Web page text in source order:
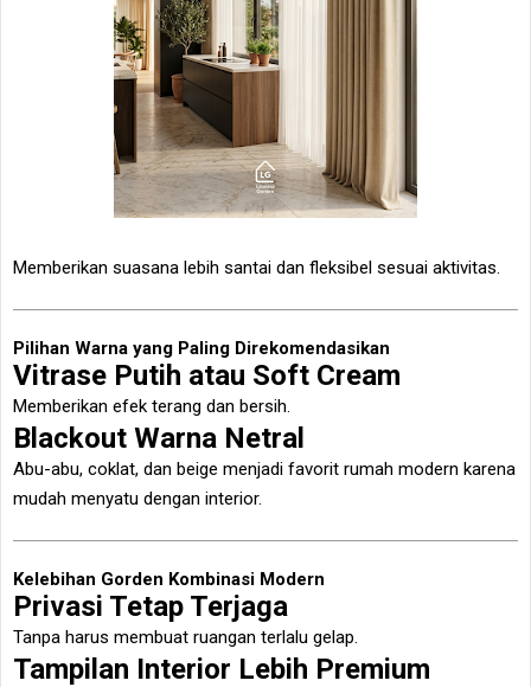
Memberikan suasana lebih santai dan fleksibel sesuai aktivitas.
Pilihan Warna yang Paling Direkomendasikan
Vitrase Putih atau Soft Cream
Memberikan efek terang dan bersih.
Blackout Warna Netral
Abu-abu, coklat, dan beige menjadi favorit rumah modern karena
mudah menyatu dengan interior.
Kelebihan Gorden Kombinasi Modern
Privasi Tetap Terjaga
Tanpa harus membuat ruangan terlalu gelap.
Tampilan Interior Lebih Premium